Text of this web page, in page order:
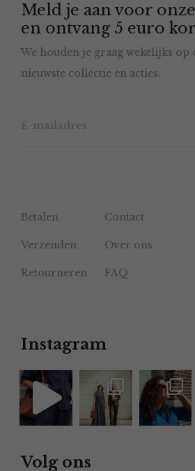
Meld je aan voor
en ontvang 5 euro
We houden je graag wekelijks op
nieuwste collectie en acties.
Betalen Contact
Verzenden Over ons
Retourneren FAQ
Instagram
Volg ons